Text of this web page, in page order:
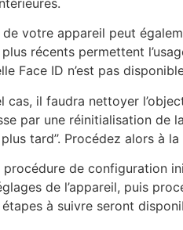
de votre appareil peut
plus récents permettent
Face ID n’est pas
cas, il faudra nettoyer
par une réinitialisation de
tard’’. Procédez alors à
procédure de configuration
de l’appareil, puis
à suivre seront